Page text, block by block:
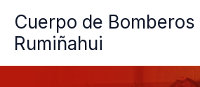
contenido
Cuerpo de Bomberos
Rumiñahui